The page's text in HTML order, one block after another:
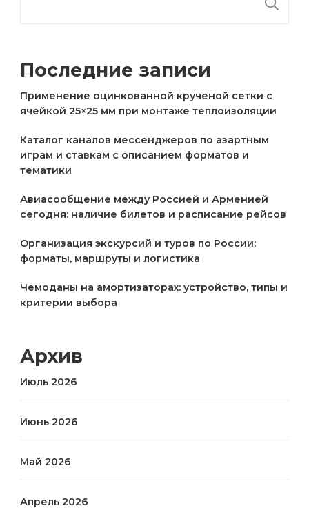
Последние записи
Применение оцинкованной крученой сетки с
ячейкой 25×25 мм при монтаже теплоизоляции
Каталог каналов мессенджеров по азартным
играм и ставкам с описанием форматов и
тематики
Авиасообщение между Россией и Арменией
сегодня: наличие билетов и расписание рейсов
Организация экскурсий и туров по России:
форматы, маршруты и логистика
Чемоданы на амортизаторах: устройство, типы и
критерии выбора
Архив
Июль 2026
Июнь 2026
Май 2026
Апрель 2026